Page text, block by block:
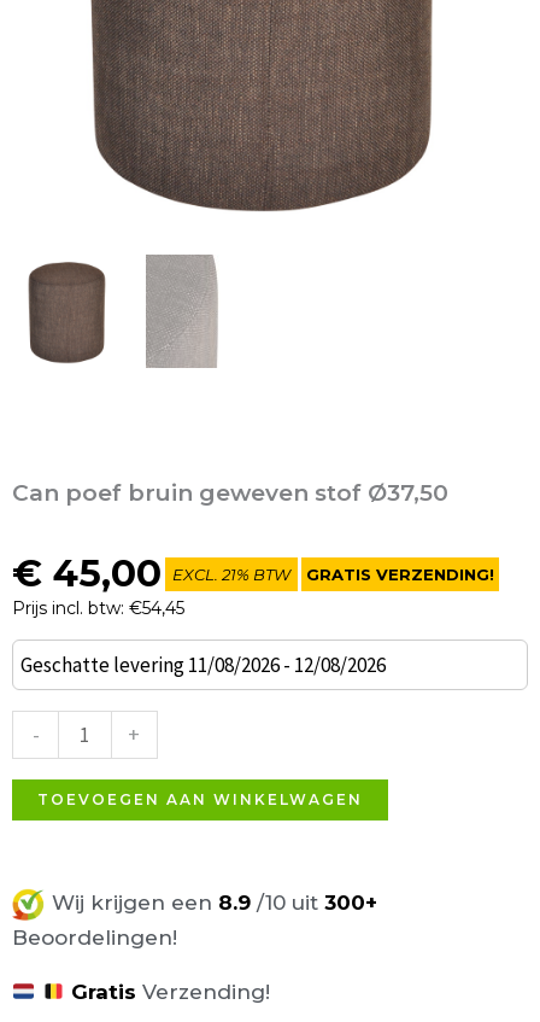
Can poef bruin geweven stof Ø37,50
€ 45,00
Prijs incl. btw: €54,45
EXCL. 21% BTW GRATIS VERZENDING!
Geschatte levering 11/08/2026 - 12/08/2026
-
Can
poef
geweven
stof
Ø37,50
+
TOEVOEGEN AAN WINKELWAGEN
Wij krijgen een 8.9 /10 uit 300+
Beoordelingen!
Gratis Verzending!